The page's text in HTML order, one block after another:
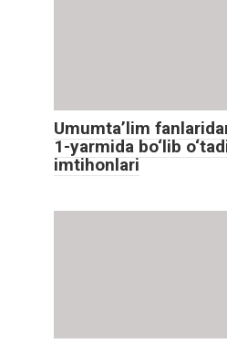
Umumta’lim
1-yarmida bo‘lib
imtihonlari